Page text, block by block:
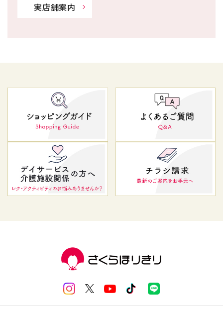
実店舗案内